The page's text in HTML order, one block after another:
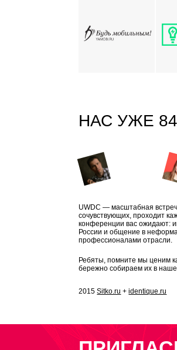
НАС УЖЕ
UWDC — масштабная
сочувствующих, проходит
конференции вас ожидают:
России и общение в
профессионалами отрасли.
Ребяты, помните мы ценим
бережно собираем их в
2015Sitko.ru +identique.ru